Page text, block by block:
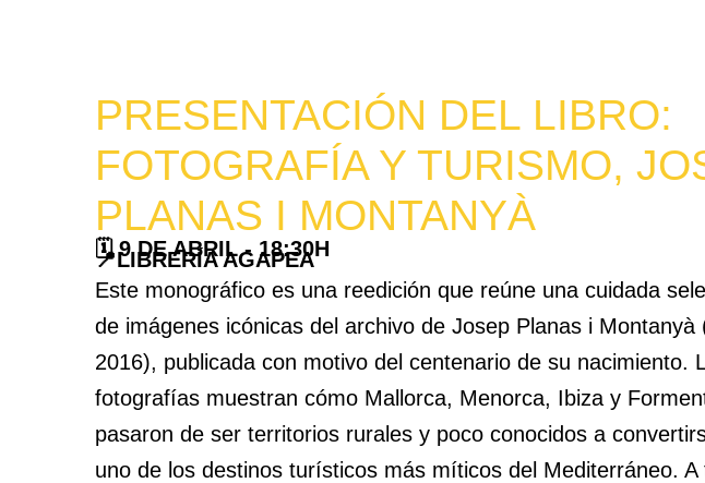
PRESENTACIÓN DEL LIBRO:
FOTOGRAFÍA Y TURISMO,
PLANAS I MONTANYÀ
🗓️ 9 DE ABRIL - 18:30H
📍LIBRERÍA AGAPEA
Este monográfico es una reedición que reúne una cuidada
de imágenes icónicas del archivo de Josep Planas i Montanyà
2016), publicada con motivo del centenario de su nacimiento.
fotografías muestran cómo Mallorca, Menorca, Ibiza y
pasaron de ser territorios rurales y poco conocidos a
uno de los destinos turísticos más míticos del Mediterráneo. A